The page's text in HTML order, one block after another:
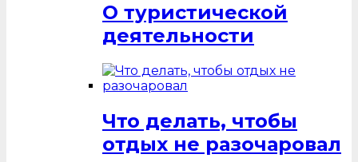
О туристической
деятельности
Что делать, чтобы
отдых не разочаровал